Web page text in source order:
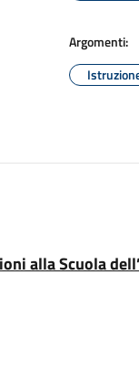
Argomenti:
alla Scuola